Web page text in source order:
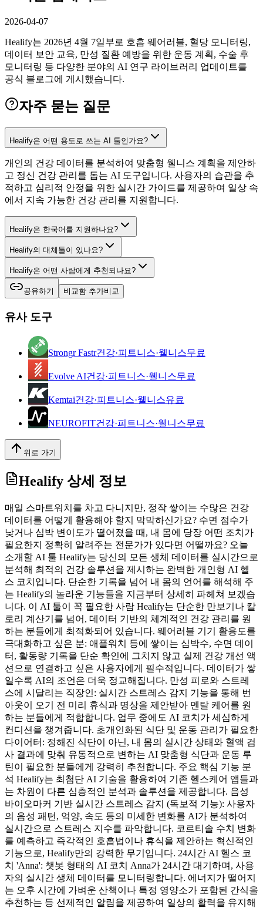
2026-04-07
Healify는 2026년 4월 7일부로 호흡 웨어러블, 혈당 모니터링,
데이터 보안 교육, 만성 질환 예방을 위한 운동 계획, 수술 후
모니터링 등 다양한 분야의 AI 연구 라이브러리 업데이트를
공식 블로그에 게시했습니다.
자주 묻는 질문
Healify은 어떤 용도로 쓰는 AI 툴인가요?
개인의 건강 데이터를 분석하여 맞춤형 웰니스 계획을 제안하
고 정신 건강 관리를 돕는 AI 도구입니다. 사용자의 습관을 추
적하고 심리적 안정을 위한 실시간 가이드를 제공하여 일상 속
에서 지속 가능한 건강 관리를 지원합니다.
Healify은 한국어를 지원하나요?
Healify의 대체툴이 있나요?
Healify은 어떤 사람에게 추천되나요?
공유하기 비교함 추가비교
유사 도구
Strongr Fastr건강·피트니스·웰니스무료
Evolve AI건강·피트니스·웰니스무료
Kemtai건강·피트니스·웰니스유료
NEUROFIT건강·피트니스·웰니스무료
위로 가기
Healify 상세 정보
매일 스마트워치를 차고 다니지만, 정작 쌓이는 수많은 건강
데이터를 어떻게 활용해야 할지 막막하신가요? 수면 점수가
낮거나 심박 변이도가 떨어졌을 때, 내 몸에 당장 어떤 조치가
필요한지 정확히 알려주는 전문가가 있다면 어떨까요? 오늘
소개할 AI 툴 Healify는 당신의 모든 생체 데이터를 실시간으로
분석해 최적의 건강 솔루션을 제시하는 완벽한 개인형 AI 헬
스 코치입니다. 단순한 기록을 넘어 내 몸의 언어를 해석해 주
는 Healify의 놀라운 기능들을 지금부터 상세히 파헤쳐 보겠습
니다. 이 AI 툴이 꼭 필요한 사람 Healify는 단순한 만보기나 칼
로리 계산기를 넘어, 데이터 기반의 체계적인 건강 관리를 원
하는 분들에게 최적화되어 있습니다. 웨어러블 기기 활용도를
극대화하고 싶은 분: 애플워치 등에 쌓이는 심박수, 수면 데이
터, 활동량 기록을 단순 확인에 그치지 않고 실제 건강 개선 액
션으로 연결하고 싶은 사용자에게 필수적입니다. 데이터가 쌓
일수록 AI의 조언은 더욱 정교해집니다. 만성 피로와 스트레
스에 시달리는 직장인: 실시간 스트레스 감지 기능을 통해 번
아웃이 오기 전 미리 휴식과 명상을 제안받아 멘탈 케어를 원
하는 분들에게 적합합니다. 업무 중에도 AI 코치가 세심하게
컨디션을 챙겨줍니다. 초개인화된 식단 및 운동 관리가 필요한
다이어터: 정해진 식단이 아닌, 내 몸의 실시간 상태와 혈액 검
사 결과에 맞춰 유동적으로 변하는 AI 맞춤형 식단과 운동 루
틴이 필요한 분들에게 강력히 추천합니다. 주요 핵심 기능 분
석 Healify는 최첨단 AI 기술을 활용하여 기존 헬스케어 앱들과
는 차원이 다른 심층적인 분석과 솔루션을 제공합니다. 음성
바이오마커 기반 실시간 스트레스 감지 (독보적 기능): 사용자
의 음성 패턴, 억양, 속도 등의 미세한 변화를 AI가 분석하여
실시간으로 스트레스 지수를 파악합니다. 코르티솔 수치 변화
를 예측하고 즉각적인 호흡법이나 휴식을 제안하는 혁신적인
기능으로, Healify만의 강력한 무기입니다. 24시간 AI 헬스 코
치 'Anna': 챗봇 형태의 AI 코치 Anna가 24시간 대기하며, 사용
자의 실시간 생체 데이터를 모니터링합니다. 에너지가 떨어지
는 오후 시간에 가벼운 산책이나 특정 영양소가 포함된 간식을
추천하는 등 선제적인 알림을 제공하여 일상의 활력을 유지해